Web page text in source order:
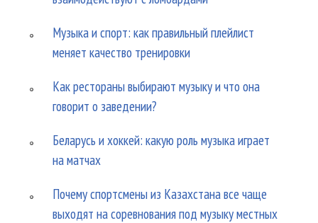
Музыка и спорт: как правильный плейлист
меняет качество тренировки
Как рестораны выбирают музыку и что она
говорит о заведении?
Беларусь и хоккей: какую роль музыка играет
на матчах
Почему спортсмены из Казахстана все чаще
выходят на соревнования под музыку местных